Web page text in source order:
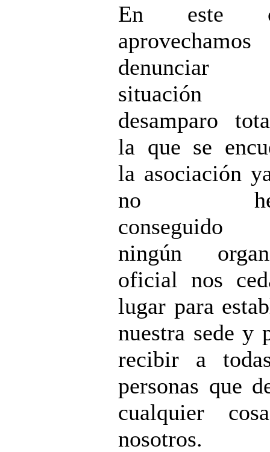
En este
aprovechamos
situación
desamparo
la que se
la asociación
no
conseguido
ningún
oficial nos
lugar para
nuestra sede y
recibir a
personas que
cualquier
nosotros.